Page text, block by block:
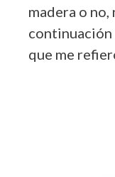
madera o no,
continuación
que me